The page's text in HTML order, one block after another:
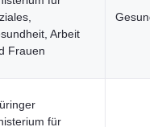
Arbeit
Frauen
für